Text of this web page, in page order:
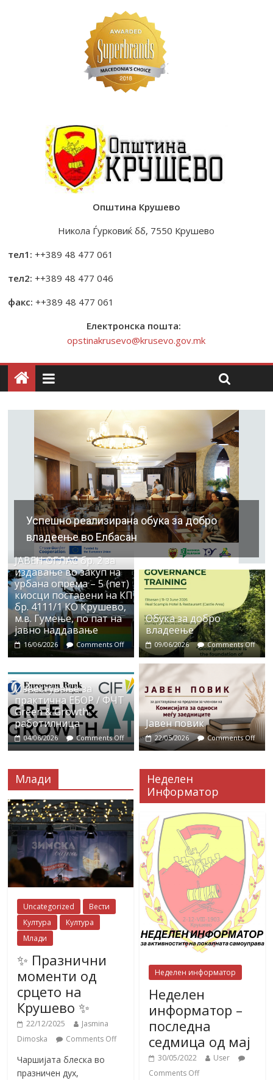
Општина Крушево
Никола Ѓурковиќ бб, 7550 Крушево
тел1: ++389 48 477 061
тел2: ++389 48 477 046
факс: ++389 48 477 061
Електронска пошта:
opstinakrusevo@krusevo.gov.mk
Успешно реализирана обука за добро
владеење во Елбасан
ЈАВЕН ОГЛАС бр. 2 за
издавање во закуп на
урбана опрема – 5 (пет)
киосци поставени на КП
бр. 4111/1 КО Крушево,
м.в. Гумење, по пат на
јавно наддавање
16/06/2026 Comments Off
Обука за добро
владеење
09/06/2026 Comments Off
Известување за
практична ЕБОР / ФЧТ
Green & Growth
работилница
04/06/2026 Comments Off
Јавен повик
22/05/2026 Comments Off
Млади
Uncategorized
Вести
Култура
Култура
Млади
✨ Празнични
моменти од
срцето на
Крушево ✨
22/12/2025
Jasmina
Dimoska
Comments Off
Чаршијата блеска во
празничен дух,
Неделен
Информатор
Неделен информатор
Неделен
информатор –
последна
седмица од мај
30/05/2022
User
Comments Off